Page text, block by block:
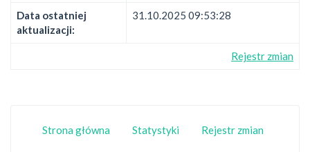
Data ostatniej
aktualizacji:
31.10.2025 09:53:28
Rejestr zmian
Strona główna Statystyki Rejestr zmian